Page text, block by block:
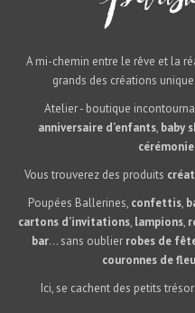
A mi-chemin entre le rêve et la
grands des créations
Atelier - boutique
anniversaire d’enfants, baby
Vous trouverez des produits
Poupées Ballerines, confettis,
cartons d’invitations, lampions,
bar… sans oublier robes de
couronnes de
Ici, se cachent des petits